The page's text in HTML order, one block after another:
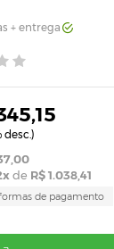
+ entrega
desc.)
x de R$ 1.038,41
de pagamento